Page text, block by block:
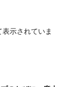
示されていま